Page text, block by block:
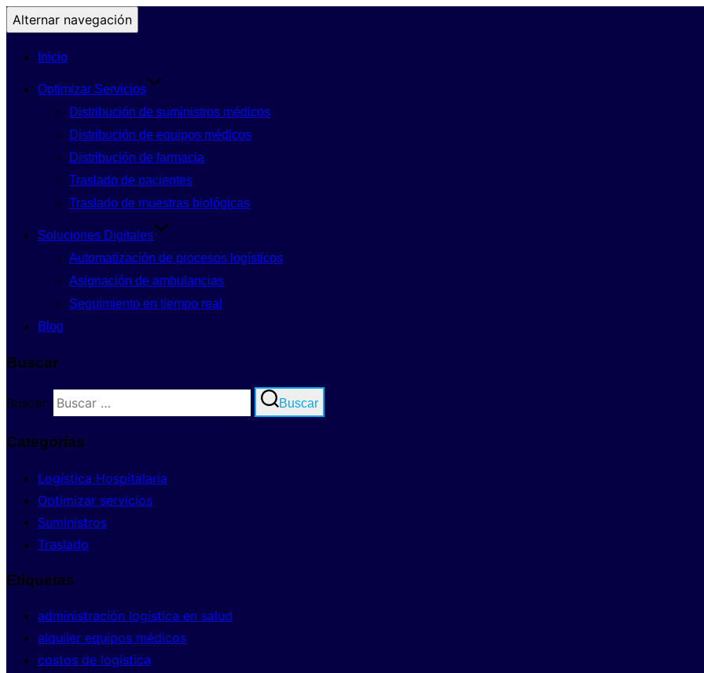
Alternar navegación
Inicio
Optimizar Servicios
Distribución de suministros médicos
Distribución de equipos médicos
Distribución de farmacia
Traslado de pacientes
Traslado de muestras biológicas
Soluciones Digitales
Automatización de procesos logísticos
Asignación de ambulancias
Seguimiento en tiempo real
Blog
Buscar
Buscar: Buscar
Categorías
Logística Hospitalaria
Optimizar servicios
Suministros
Traslado
Etiquetas
administración logistica en salud
alquiler equipos médicos
costos de logística